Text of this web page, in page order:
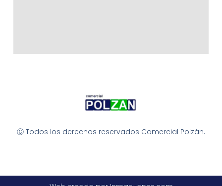
Ⓒ Todos los derechos reservados Comercial Polzán.